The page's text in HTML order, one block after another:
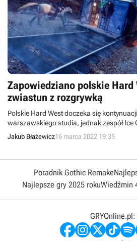
Zapowiedziano polskie Hard
zwiastun z rozgrywką
Polskie Hard West doczeka się
warszawskiego studia, jednak zespół Ice
tylko dorównać pierwszej części cyklu,
fanów.
Jakub Błażewicz16 marca 2022 19:35
Poradnik Gothic Remake
Najlepsze gry 2025 rokuWiedźmin
GRYOnline.pl: